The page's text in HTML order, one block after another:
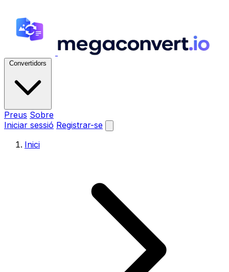
Convertidors
Preus Sobre
Iniciar sessió Registrar-se
Inici